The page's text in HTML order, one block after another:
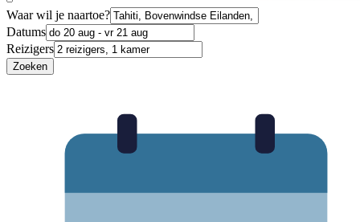
Waar wil je naartoe?
Datums
Reizigers
Zoeken